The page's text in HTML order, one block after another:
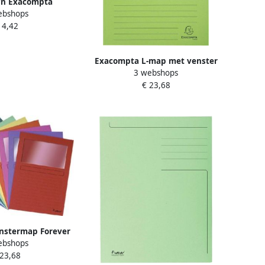
10 5 x 18 cm
(50 x 2 vel)
Exacompta L-map met venster
Forever pak van 100 stuks
lichtgroen
3 webshops
€ 23,68
Forever
100